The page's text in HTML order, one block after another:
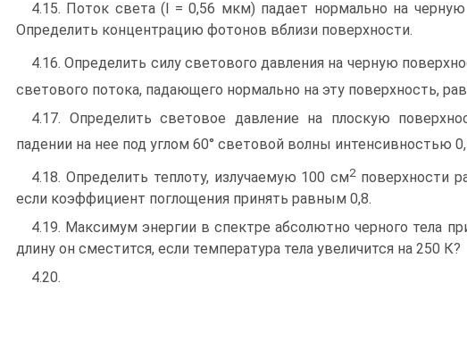
4.15. Поток света (l = 0,56 мкм) падает нормально на
Определить концентрацию фотонов вблизи поверхности.
4.16. Определить силу светового давления на черную
светового потока, падающего нормально на эту поверхность,
4.17. Определить световое давление на плоскую
падении на нее под углом 60° световой волны интенсивностью
4.18. Определить теплоту, излучаемую 100 см2поверхности
если коэффициент поглощения принять равным 0,8.
4.19. Максимум энергии в спектре абсолютно черного тела
длину он сместится, если температура тела увеличится на 250 К?
4.20.